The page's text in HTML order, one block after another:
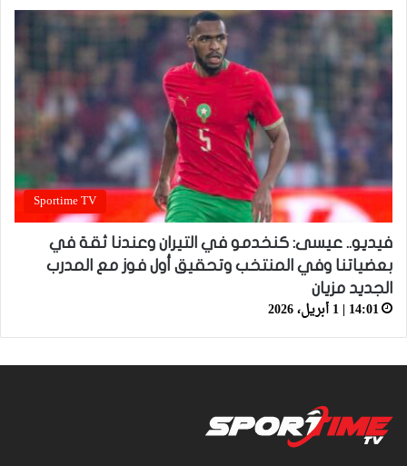
Sportime TV
فيديو.. عيسى: كنخدمو في التيران وعندنا ثقة في
بعضياتنا وفي المنتخب وتحقيق أول فوز مع المدرب
الجديد مزيان
14:01 | 1 أبريل، 2026